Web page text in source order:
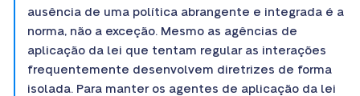
ausência de uma política abrangente e integrada é a
norma, não a exceção. Mesmo as agências de
aplicação da lei que tentam regular as interações
frequentemente desenvolvem diretrizes de forma
isolada. Para manter os agentes de aplicação da lei